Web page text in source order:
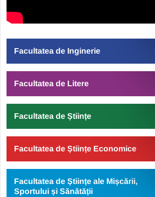
Facultatea de Inginerie
Facultatea de Litere
Facultatea de Științe
Facultatea de Științe Economice
Facultatea de Științe ale Mișcării,
Sportului și Sănătății